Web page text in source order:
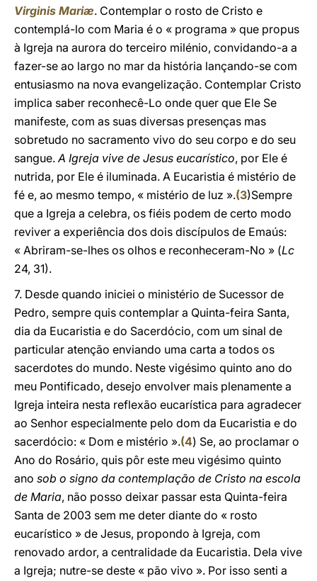
Virginis Mariæ. Contemplar o rosto de Cristo e
contemplá-lo com Maria é o « programa » que propus
à Igreja na aurora do terceiro milénio, convidando-a a
fazer-se ao largo no mar da história lançando-se com
entusiasmo na nova evangelização. Contemplar Cristo
implica saber reconhecê-Lo onde quer que Ele Se
manifeste, com as suas diversas presenças mas
sobretudo no sacramento vivo do seu corpo e do seu
sangue.A Igreja vive de Jesus eucarístico, por Ele é
nutrida, por Ele é iluminada. A Eucaristia é mistério de
fé e, ao mesmo tempo, « mistério de luz ».(3)Sempre
que a Igreja a celebra, os fiéis podem de certo modo
reviver a experiência dos dois discípulos de Emaús:
« Abriram-se-lhes os olhos e reconheceram-No » (Lc
24, 31).
7. Desde quando iniciei o ministério de Sucessor de
Pedro, sempre quis contemplar a Quinta-feira Santa,
dia da Eucaristia e do Sacerdócio, com um sinal de
particular atenção enviando uma carta a todos os
sacerdotes do mundo. Neste vigésimo quinto ano do
meu Pontificado, desejo envolver mais plenamente a
Igreja inteira nesta reflexão eucarística para agradecer
ao Senhor especialmente pelo dom da Eucaristia e do
sacerdócio: « Dom e mistério ».(4) Se, ao proclamar o
Ano do Rosário, quis pôr este meu vigésimo quinto
ano sob o signo da contemplação de Cristo na escola
de Maria, não posso deixar passar esta Quinta-feira
Santa de 2003 sem me deter diante do « rosto
eucarístico » de Jesus, propondo à Igreja, com
renovado ardor, a centralidade da Eucaristia. Dela vive
a Igreja; nutre-se deste « pão vivo ». Por isso senti a